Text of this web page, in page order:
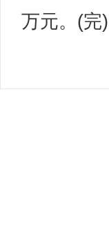
万元。(完)